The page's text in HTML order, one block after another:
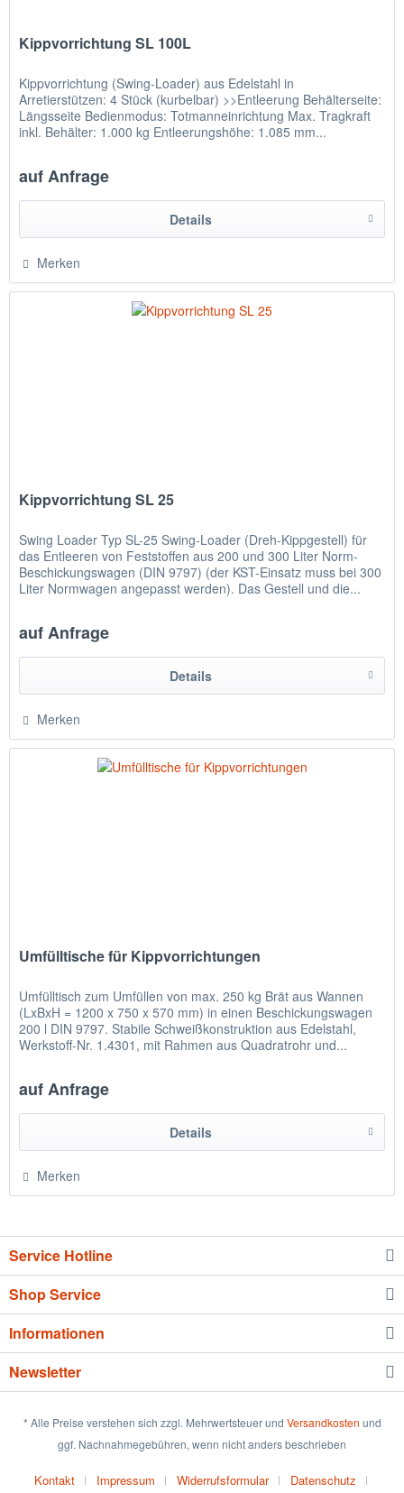
Kippvorrichtung SL 100L
Kippvorrichtung (Swing-Loader) aus Edelstahl in
Arretierstützen: 4 Stück (kurbelbar) >>Entleerung Behälterseite:
Längsseite Bedienmodus: Totmanneinrichtung Max. Tragkraft
inkl. Behälter: 1.000 kg Entleerungshöhe: 1.085 mm...
auf Anfrage
Details
Merken
Kippvorrichtung SL 25
Swing Loader Typ SL-25 Swing-Loader (Dreh-Kippgestell) für
das Entleeren von Feststoffen aus 200 und 300 Liter Norm-
Beschickungswagen (DIN 9797) (der KST-Einsatz muss bei 300
Liter Normwagen angepasst werden). Das Gestell und die...
auf Anfrage
Details
Merken
Umfülltische für Kippvorrichtungen
Umfülltisch zum Umfüllen von max. 250 kg Brät aus Wannen
(LxBxH = 1200 x 750 x 570 mm) in einen Beschickungswagen
200 l DIN 9797. Stabile Schweißkonstruktion aus Edelstahl,
Werkstoff-Nr. 1.4301, mit Rahmen aus Quadratrohr und...
auf Anfrage
Details
Merken
Service Hotline
Shop Service
Informationen
Newsletter
* Alle Preise verstehen sich zzgl. Mehrwertsteuer und Versandkosten und
ggf. Nachnahmegebühren, wenn nicht anders beschrieben
Kontakt Impressum Widerrufsformular Datenschutz